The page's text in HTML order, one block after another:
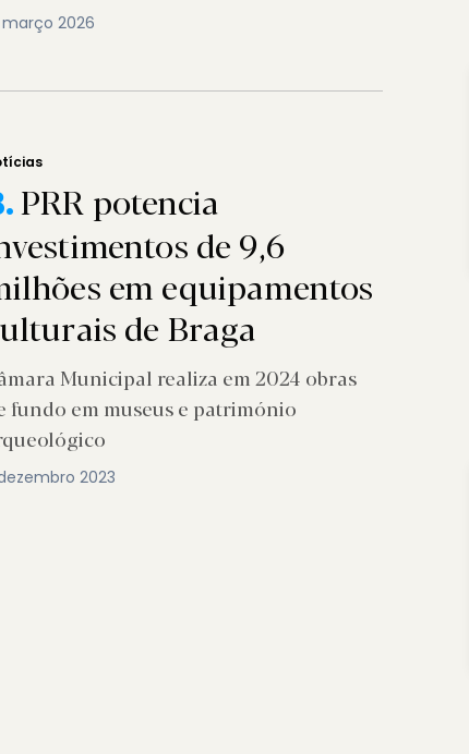
março 2026
PRR potencia
de 9,6
em equipamentos
de Braga
Municipal realiza em 2024 obras
fundo em museus e património
dezembro 2023